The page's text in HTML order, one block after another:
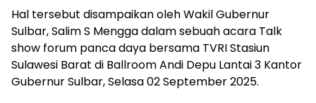
Hal tersebut disampaikan oleh Wakil Gubernur
Sulbar, Salim S Mengga dalam sebuah acara Talk
show forum panca daya bersama TVRI Stasiun
Sulawesi Barat di Ballroom Andi Depu Lantai 3 Kantor
Gubernur Sulbar, Selasa 02 September 2025.